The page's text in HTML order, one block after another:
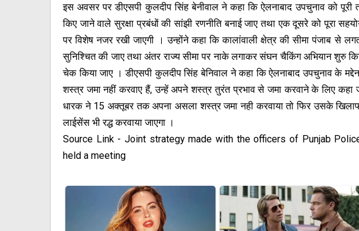
इस अवसर पर डीएसपी कुलदीप सिंह बेनीवाल ने कहा कि ऐलनाबाद उपचुनाव को
किए जाने वाले सुरक्षा प्रबंधों की सांझी रणनीति बनाई जाए तथा एक दूसरे को पूरा
पर विशेष नजर रखी जाएगी । उन्होंने कहा कि कालांवाली क्षेत्र की सीमा पंजाब से
सुनिश्चित की जाए तथा अंतर राज्य सीमा पर नाके लगाकर संघन चैकिंग अभियान शुरु
चेक किया जाए । डीएसपी कुलदीप सिंह बेनिवाल ने कहा कि ऐलनाबाद उपचुनाव के
शस्त्र जमा नहीं करवाए हैं, उन्हें अपने शस्त्र तुरंत प्रभाव से जमा करवाने के लिए
धारक ने 15 अक्तूबर तक अपना असला शस्त्र जमा नही करवाया तो फिर उसके
लाईसेंस भी रद्ध करवाया जाएगा ।
Source Link- Joint strategy made with the officers of Punjab
held a meeting